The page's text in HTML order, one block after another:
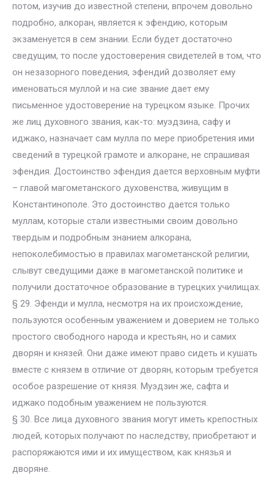
потом, изучив до известной степени, впрочем довольно
подробно, алкоран, является к эфендию, которым
экзаменуется в сем знании. Если будет достаточно
сведущим, то после удостоверения свидетелей в том, что
он незазорного поведения, эфендий дозволяет ему
именоваться муллой и на сие звание дает ему
письменное удостоверение на турецком языке. Прочих
же лиц духовного звания, как-то: муэдзина, сафу и
иджако, назначает сам мулла по мере приобретения ими
сведений в турецкой грамоте и алкоране, не спрашивая
эфендия. Достоинство эфендия дается верховным муфти
– главой магометанского духовенства, живущим в
Константинополе. Это достоинство дается только
муллам, которые стали известными своим довольно
твердым и подробным знанием алкорана,
непоколебимостью в правилах магометанской религии,
слывут сведущими даже в магометанской политике и
получили достаточное образование в турецких училищах.
§ 29. Эфенди и мулла, несмотря на их происхождение,
пользуются особенным уважением и доверием не только
простого свободного народа и крестьян, но и самих
дворян и князей. Они даже имеют право сидеть и кушать
вместе с князем в отличие от дворян, которым требуется
особое разрешение от князя. Муэдзин же, сафта и
иджако подобным уважением не пользуются.
§ 30. Все лица духовного звания могут иметь крепостных
людей, которых получают по наследству, приобретают и
распоряжаются ими и их имуществом, как князья и
дворяне.